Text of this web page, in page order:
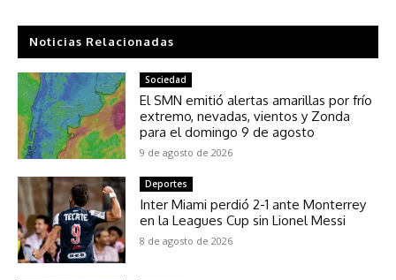
Noticias Relacionadas
Sociedad
El SMN emitió alertas amarillas por frío
extremo, nevadas, vientos y Zonda
para el domingo 9 de agosto
9 de agosto de 2026
Deportes
Inter Miami perdió 2-1 ante Monterrey
en la Leagues Cup sin Lionel Messi
8 de agosto de 2026